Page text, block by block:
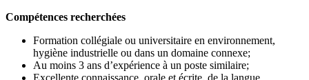
Compétences recherchées
Formation collégiale ou universitaire en environnement,
hygiène industrielle ou dans un domaine connexe;
Au moins 3 ans d’expérience à un poste similaire;
Excellente connaissance, orale et écrite, de la langue